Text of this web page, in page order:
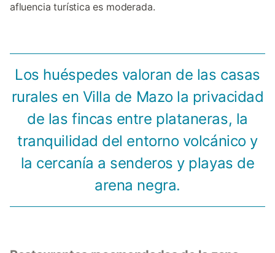
afluencia turística es moderada.
Los huéspedes valoran de las casas
rurales en Villa de Mazo la privacidad
de las fincas entre plataneras, la
tranquilidad del entorno volcánico y
la cercanía a senderos y playas de
arena negra.